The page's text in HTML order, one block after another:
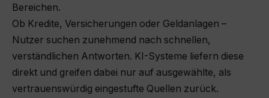
Bereichen.
Ob Kredite, Versicherungen oder Geldanlagen –
Nutzer suchen zunehmend nach schnellen,
verständlichen Antworten. KI-Systeme liefern diese
direkt und greifen dabei nur auf ausgewählte, als
vertrauenswürdig eingestufte Quellen zurück.